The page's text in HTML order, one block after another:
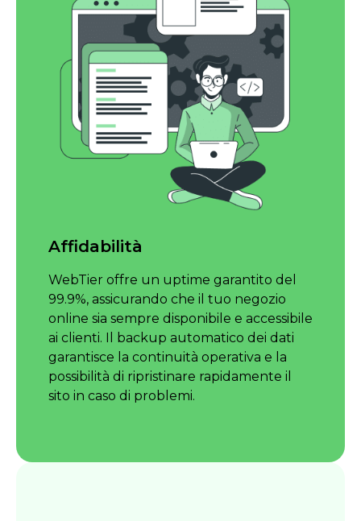
Affidabilità
WebTier offre un uptime garantito del
99.9%, assicurando che il tuo negozio
online sia sempre disponibile e accessibile
ai clienti. Il backup automatico dei dati
garantisce la continuità operativa e la
possibilità di ripristinare rapidamente il
sito in caso di problemi.